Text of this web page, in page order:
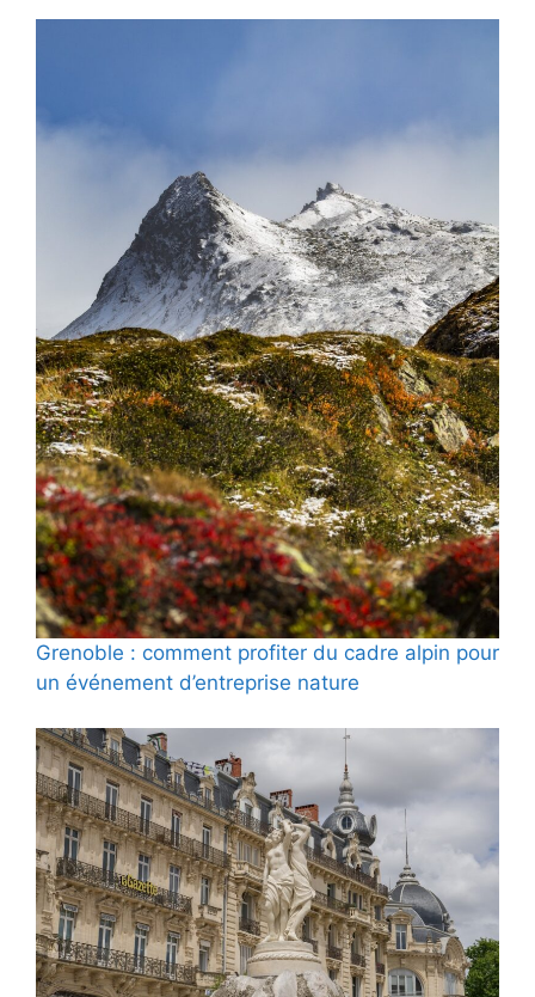
Grenoble : comment profiter du cadre alpin pour
un événement d’entreprise nature